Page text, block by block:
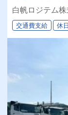
白帆ロジテム
交通費支給 休